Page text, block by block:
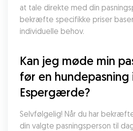
at tale direkte med din
bekræfte specifikke priser
individuelle behov.
Kan jeg møde min
før en hundepasning
Espergærde?
Selvfølgelig! Når du har
din valgte pasningsperson til